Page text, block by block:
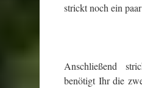
strickt noch ein
Anschließend
benötigt Ihr die